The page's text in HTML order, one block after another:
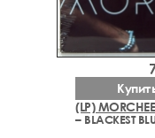
(LP)
– BLACKEST